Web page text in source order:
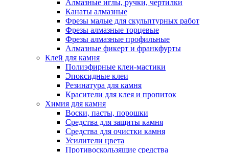
Алмазные иглы, ручки, чертилки
Канаты алмазные
Фрезы малые для скульптурных работ
Фрезы алмазные торцевые
Фрезы алмазные профильные
Алмазные фикерт и франкфурты
Клей для камня
Полиэфирные клеи-мастики
Эпоксидные клеи
Резинатура для камня
Красители для клея и пропиток
Химия для камня
Воски, пасты, порошки
Средства для защиты камня
Средства для очистки камня
Усилители цвета
Противоскользящие средства